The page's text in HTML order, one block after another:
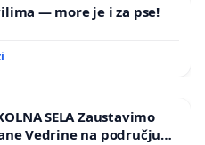
— more je i za pse!
SELA Zaustavimo
Vedrine na području